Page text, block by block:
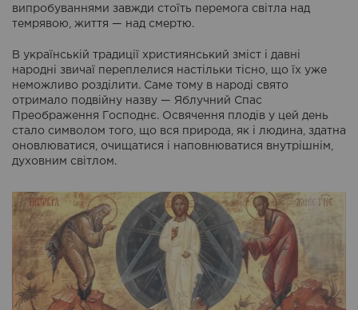
випробуваннями завжди стоїть перемога світла над
темрявою, життя — над смертю.
В українській традиції християнський зміст і давні
народні звичаї переплелися настільки тісно, що їх уже
неможливо розділити. Саме тому в народі свято
отримало подвійну назву — Яблучний Спас
Преображення Господнє. Освячення плодів у цей день
стало символом того, що вся природа, як і людина, здатна
оновлюватися, очищатися і наповнюватися внутрішнім,
духовним світлом.